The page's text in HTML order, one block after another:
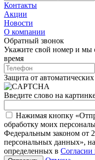
Контакты
Акции
Новости
О компании
Обратный звонок
Укажите свой номер и мы
время
Защита от
Введите слово на
Нажимая кнопку
обработку моих
Федеральным законом от
персональных данных»,
определенных в Согласии